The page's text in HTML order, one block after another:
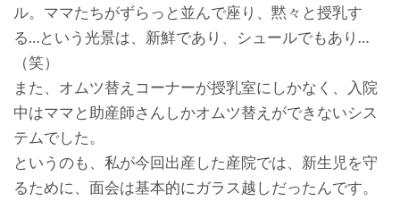
ル。ママたちがずらっと並んで座り、黙々と授乳す
る…という光景は、新鮮であり、シュールでもあり…
（笑）
また、オムツ替えコーナーが授乳室にしかなく、入院
中はママと助産師さんしかオムツ替えができないシス
テムでした。
というのも、私が今回出産した産院では、新生児を守
るために、面会は基本的にガラス越しだったんです。